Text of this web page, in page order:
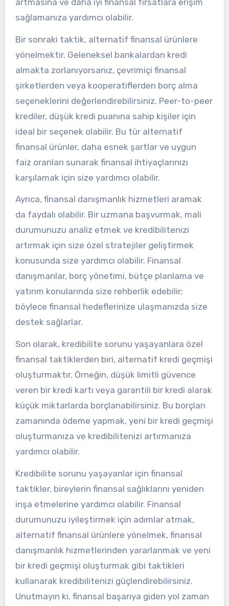
sağlamanıza yardımcı olabilir.
Bir sonraki taktik, alternatif finansal ürünlere
yönelmektir. Geleneksel bankalardan kredi
almakta zorlanıyorsanız, çevrimiçi finansal
şirketlerden veya kooperatiflerden borç alma
seçeneklerini değerlendirebilirsiniz. Peer-to-peer
krediler, düşük kredi puanına sahip kişiler için
ideal bir seçenek olabilir. Bu tür alternatif
finansal ürünler, daha esnek şartlar ve uygun
faiz oranları sunarak finansal ihtiyaçlarınızı
karşılamak için size yardımcı olabilir.
Ayrıca, finansal danışmanlık hizmetleri aramak
da faydalı olabilir. Bir uzmana başvurmak, mali
durumunuzu analiz etmek ve kredibilitenizi
artırmak için size özel stratejiler geliştirmek
konusunda size yardımcı olabilir. Finansal
danışmanlar, borç yönetimi, bütçe planlama ve
yatırım konularında size rehberlik edebilir;
böylece finansal hedeflerinize ulaşmanızda size
destek sağlarlar.
Son olarak, kredibilite sorunu yaşayanlara özel
finansal taktiklerden biri, alternatif kredi geçmişi
oluşturmaktır. Örneğin, düşük limitli güvence
veren bir kredi kartı veya garantili bir kredi alarak
küçük miktarlarda borçlanabilirsiniz. Bu borçları
zamanında ödeme yapmak, yeni bir kredi geçmişi
oluşturmanıza ve kredibilitenizi artırmanıza
yardımcı olabilir.
Kredibilite sorunu yaşayanlar için finansal
taktikler, bireylerin finansal sağlıklarını yeniden
inşa etmelerine yardımcı olabilir. Finansal
durumunuzu iyileştirmek için adımlar atmak,
alternatif finansal ürünlere yönelmek, finansal
danışmanlık hizmetlerinden yararlanmak ve yeni
bir kredi geçmişi oluşturmak gibi taktikleri
kullanarak kredibilitenizi güçlendirebilirsiniz.
Unutmayın ki, finansal başarıya giden yol zaman